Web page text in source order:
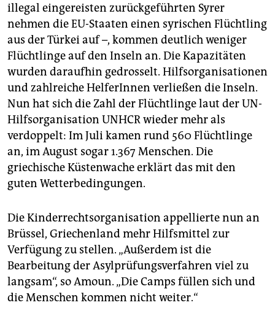
illegal eingereisten zurückgeführten Syrer
nehmen die EU-Staaten einen syrischen Flüchtling
aus der Türkei auf –, kommen deutlich weniger
Flüchtlinge auf den Inseln an. Die Kapazitäten
wurden daraufhin gedrosselt. Hilfsorganisationen
und zahlreiche HelferInnen verließen die Inseln.
Nun hat sich die Zahl der Flüchtlinge laut der UN-
Hilfsorganisation UNHCR wieder mehr als
verdoppelt: Im Juli kamen rund 560 Flüchtlinge
an, im August sogar 1.367 Menschen. Die
griechische Küstenwache erklärt das mit den
guten Wetterbedingungen.
Die Kinderrechtsorganisation appellierte nun an
Brüssel, Griechenland mehr Hilfsmittel zur
Verfügung zu stellen. „Außerdem ist die
Bearbeitung der Asylprüfungsverfahren viel zu
langsam“, so Amoun. „Die Camps füllen sich und
die Menschen kommen nicht weiter.“